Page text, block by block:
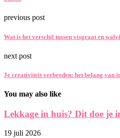
previous post
Wat is het verschil tussen visgraat en
next post
Je creativiteit verbreden: het belang van
You may also like
Lekkage in huis? Dit doe je
19 juli 2026